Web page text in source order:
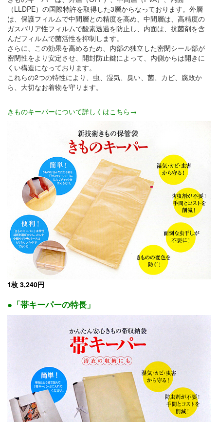
（LLDPE）の国際特許を取得した3層からなっております。外層
は、保護フィルムで中間層との精度を高め、中間層は、高精度の
ガスバリア性フィルムで酸素透過を防止し、内面は、抗菌剤を含
んだフィルムで菌活性を抑制します。
さらに、この効果を高めるため、内部の独立した密閉シール部が
密閉性をより安定させ、開封防止鍵によって、内側からは開きに
くい構造になっております。
これらの2つの特性により、虫、湿気、臭い、菌、カビ、腐敗か
ら、大切なお着物を守ります。
きものキーパーについて詳しくはこちら→
1枚 3,240円
●「帯キーパーの特長」